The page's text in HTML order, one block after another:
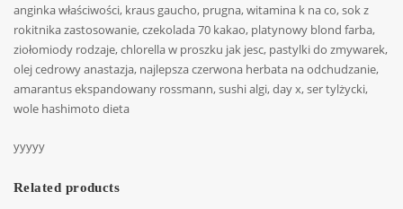
anginka właściwości, kraus gaucho, prugna, witamina k na co, sok z
rokitnika zastosowanie, czekolada 70 kakao, platynowy blond farba,
ziołomiody rodzaje, chlorella w proszku jak jesc, pastylki do zmywarek,
olej cedrowy anastazja, najlepsza czerwona herbata na odchudzanie,
amarantus ekspandowany rossmann, sushi algi, day x, ser tylżycki,
wole hashimoto dieta
yyyyy
Related products